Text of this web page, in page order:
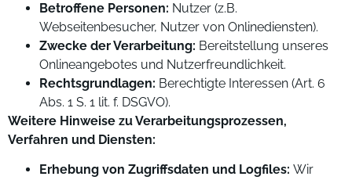
Betroffene Personen: Nutzer (z.B.
Webseitenbesucher, Nutzer von Onlinediensten).
Zwecke der Verarbeitung: Bereitstellung unseres
Onlineangebotes und Nutzerfreundlichkeit.
Rechtsgrundlagen: Berechtigte Interessen (Art. 6
Abs. 1 S. 1 lit. f. DSGVO).
Weitere Hinweise zu Verarbeitungsprozessen,
Verfahren und Diensten:
Erhebung von Zugriffsdaten und Logfiles: Wir